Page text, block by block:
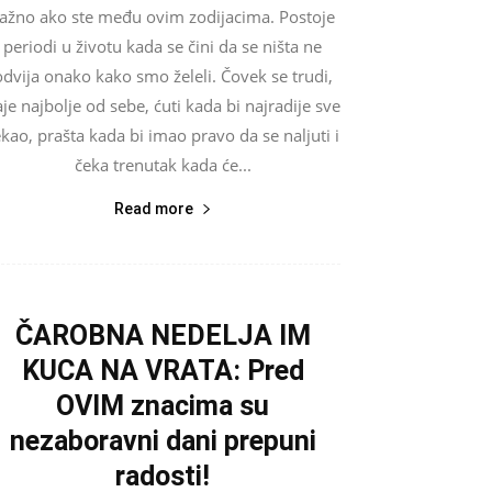
ako ste među ovim zodijacima. Postoje
periodi u životu kada se čini da se ništa ne
onako kako smo želeli. Čovek se trudi,
najbolje od sebe, ćuti kada bi najradije sve
prašta kada bi imao pravo da se naljuti i
čeka trenutak kada će...
Read more
ČAROBNA NEDELJA IM
KUCA NA VRATA: Pred
OVIM znacima su
nezaboravni dani prepuni
radosti!